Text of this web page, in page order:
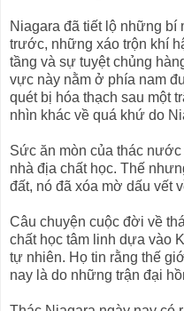
Niagara đã tiết lộ những bí
trước, những xáo trộn khí
tầng và sự tuyệt chủng
vực này nằm ở phía nam
quét bị hóa thạch sau một
nhìn khác về quá khứ do
Sức ăn mòn của thác
nhà địa chất học. Thế
đất, nó đã xóa mờ dấu vết
Câu chuyện cuộc đời về
chất học tâm linh dựa vào
tự nhiên. Họ tin rằng thế
nay là do những trận đại